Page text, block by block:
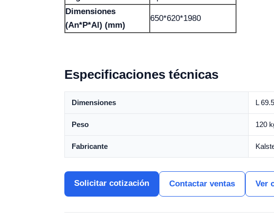
Dimensiones
(An*P*Al) (mm)
650*620*1980
Especificaciones técnicas
Dimensiones L
Peso 120
Fabricante
Solicitar cotización Contactar ventas Ver